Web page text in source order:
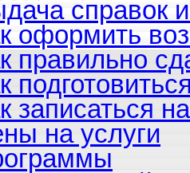
справок
оформить
правильно
записаться
на услуги